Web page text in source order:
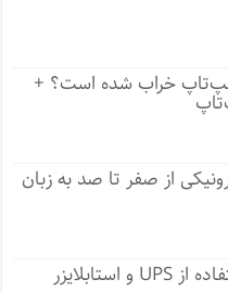
لپ‌تاپ خراب شده است؟ +
از صفر تا صد به زبان